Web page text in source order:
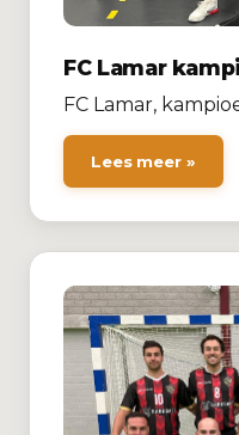
FC Lamar
FC Lamar,
Lees meer »